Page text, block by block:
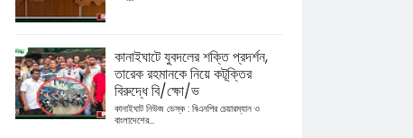
কানাইঘাটে যুবদলের শক্তি প্রদর্শন,
তারেক রহমানকে নিয়ে কটূক্তির
বিরুদ্ধে বি/ক্ষো/ভ
কানাইঘাট নিউজ ডেস্ক : বিএনপির চেয়ারম্যান ও
বাংলাদেশের...